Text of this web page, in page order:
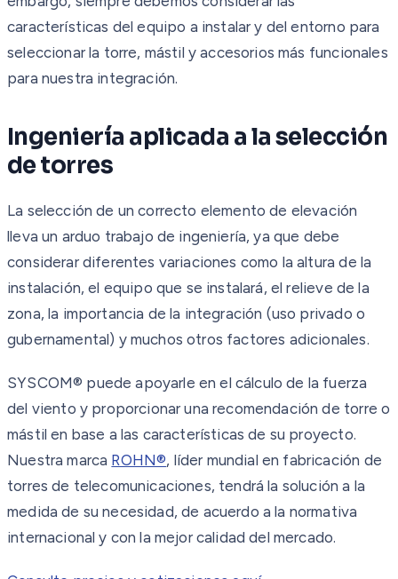
características del equipo a instalar y del entorno para
seleccionar la torre, mástil y accesorios más funcionales
para nuestra integración.
Ingeniería aplicada a la selección
de torres
La selección de un correcto elemento de elevación
lleva un arduo trabajo de ingeniería, ya que debe
considerar diferentes variaciones como la altura de la
instalación, el equipo que se instalará, el relieve de la
zona, la importancia de la integración (uso privado o
gubernamental) y muchos otros factores adicionales.
SYSCOM® puede apoyarle en el cálculo de la fuerza
del viento y proporcionar una recomendación de torre o
mástil en base a las características de su proyecto.
Nuestra marca ROHN®, líder mundial en fabricación de
torres de telecomunicaciones, tendrá la solución a la
medida de su necesidad, de acuerdo a la normativa
internacional y con la mejor calidad del mercado.